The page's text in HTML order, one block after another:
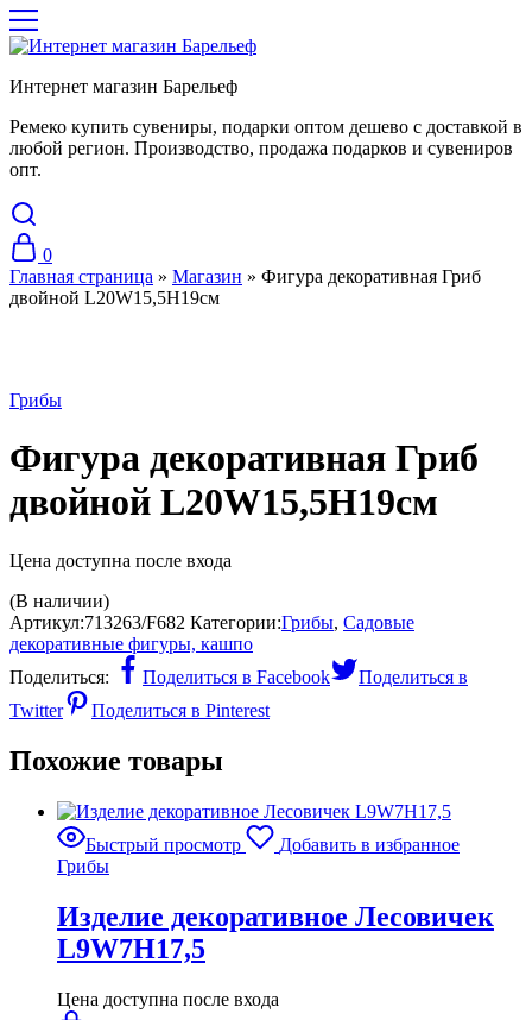
Интернет магазин Барельеф
Ремеко купить сувениры, подарки оптом дешево с доставкой в
любой регион. Производство, продажа подарков и сувениров
опт.
0
Главная страница » Магазин » Фигура декоративная Гриб
двойной L20W15,5H19см
Грибы
Фигура декоративная Гриб
двойной L20W15,5H19см
Цена доступна после входа
(В наличии)
Артикул:713263/F682 Категории:Грибы, Садовые
декоративные фигуры, кашпо
Поделиться:
Поделиться в Facebook
Поделиться в
Twitter
Поделиться в Pinterest
Похожие товары
Быстрый просмотр
Добавить в избранное
Грибы
Изделие декоративное Лесовичек
L9W7H17,5
Цена доступна после входа